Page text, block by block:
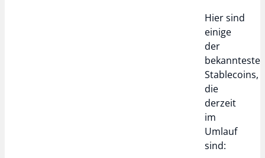
Hier sind
einige
der
Stablecoins,
die
derzeit
im
Umlauf
sind: